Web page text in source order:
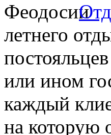
летнего
или ином
каждый
на которую